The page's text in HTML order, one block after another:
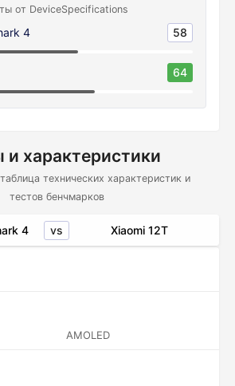
от DeviceSpecifications
4 58
64
и характеристики
технических характеристик и
тестов бенчмарков
4 vs Xiaomi 12T
AMOLED